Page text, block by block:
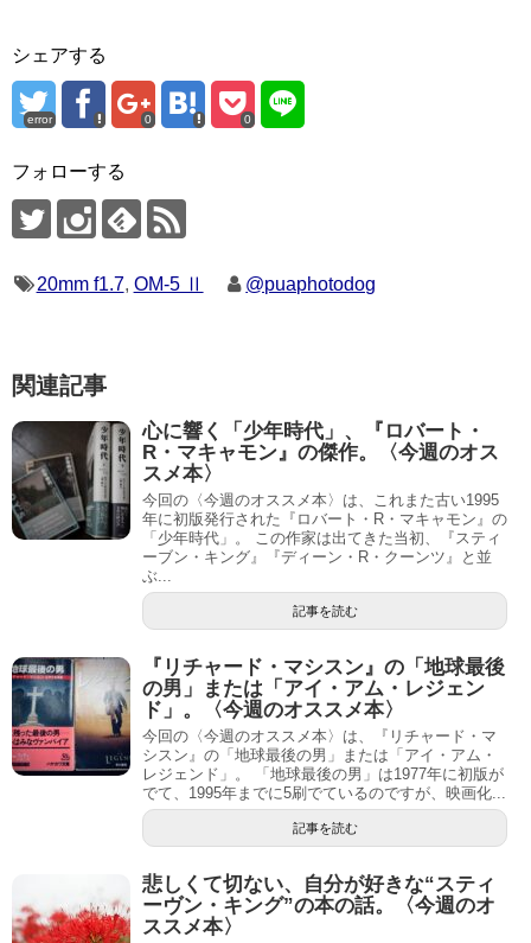
シェアする
error 0 0
フォローする
20mm f1.7, OM-5 Ⅱ @puaphotodog
関連記事
心に響く「少年時代」、『ロバート・
R・マキャモン』の傑作。〈今週のオス
スメ本〉
今回の〈今週のオススメ本〉は、これまた古い1995
年に初版発行された『ロバート・R・マキャモン』の
「少年時代」。 この作家は出てきた当初、『スティ
ーブン・キング』『ディーン・R・クーンツ』と並
ぶ...
記事を読む
『リチャード・マシスン』の「地球最後
の男」または「アイ・アム・レジェン
ド」。〈今週のオススメ本〉
今回の〈今週のオススメ本〉は、『リチャード・マ
シスン』の「地球最後の男」または「アイ・アム・
レジェンド」。 「地球最後の男」は1977年に初版が
でて、1995年までに5刷でているのですが、映画化...
記事を読む
悲しくて切ない、自分が好きな“スティ
ーヴン・キング”の本の話。〈今週のオ
ススメ本〉